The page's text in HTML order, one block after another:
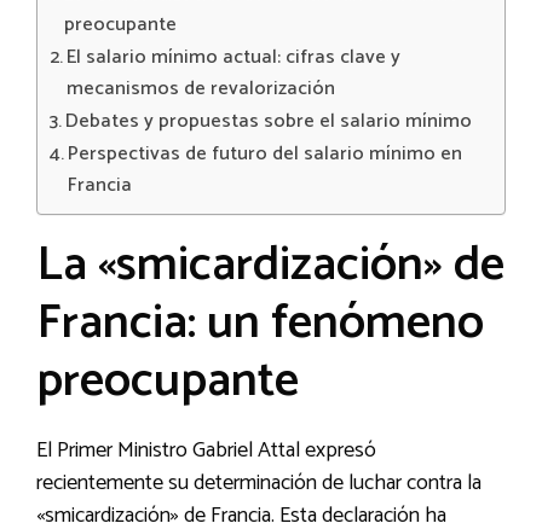
preocupante
El salario mínimo actual: cifras clave y
mecanismos de revalorización
Debates y propuestas sobre el salario mínimo
Perspectivas de futuro del salario mínimo en
Francia
La «smicardización» de
Francia: un fenómeno
preocupante
El Primer Ministro Gabriel Attal expresó
recientemente su determinación de luchar contra la
«smicardización» de Francia. Esta declaración ha